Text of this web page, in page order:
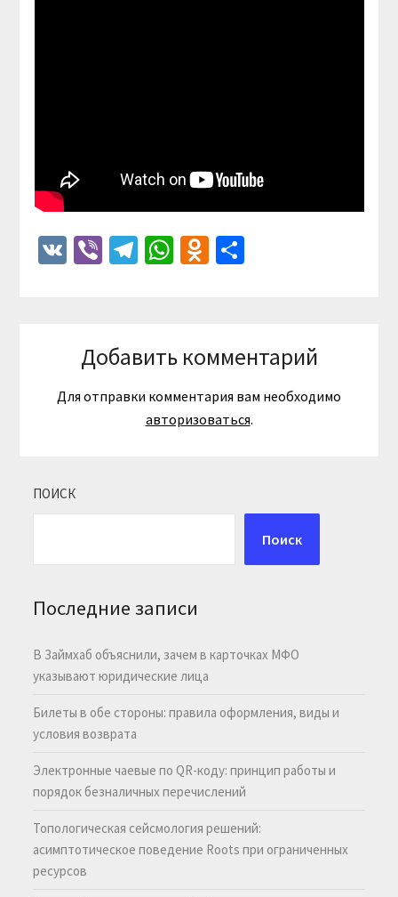
VKViberTelegram
WhatsApp
Odnoklassniki
Отправить
Добавить комментарий
Для отправки комментария вам необходимо
авторизоваться.
ПОИСК
Поиск
Последние записи
В Займхаб объяснили, зачем в карточках МФО
указывают юридические лица
Билеты в обе стороны: правила оформления, виды и
условия возврата
Электронные чаевые по QR-коду: принцип работы и
порядок безналичных перечислений
Топологическая сейсмология решений:
асимптотическое поведение Roots при ограниченных
ресурсов